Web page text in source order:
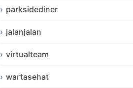
parksidediner
jalanjalan
virtualteam
wartasehat